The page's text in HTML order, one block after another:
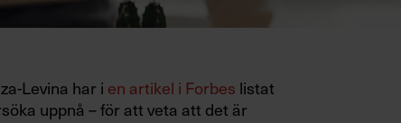
Levina har i en artikel i Forbes listat
uppnå – för att veta att det är